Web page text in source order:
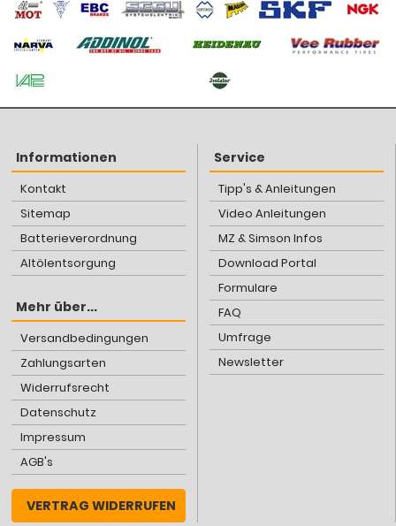
Informationen
Kontakt
Sitemap
Batterieverordnung
Altölentsorgung
Mehr über...
Versandbedingungen
Zahlungsarten
Widerrufsrecht
Datenschutz
Impressum
AGB's
VERTRAG WIDERRUFEN
Service
Tipp's & Anleitungen
Video Anleitungen
MZ & Simson Infos
Download Portal
Formulare
FAQ
Umfrage
Newsletter